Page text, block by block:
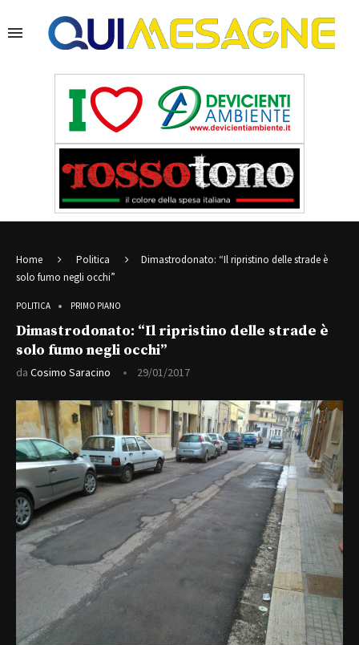
Home Politica
Dimastrodonato: “Il ripristino delle strade è
solo fumo negli occhi”
POLITICA PRIMO PIANO
Dimastrodonato: “Il ripristino delle strade è
solo fumo negli occhi”
da Cosimo Saracino 29/01/2017